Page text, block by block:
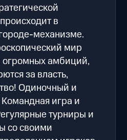
в
механизме.
мир
огромных амбиций,
за власть,
Одиночный и
игра и
турниры и
со своими